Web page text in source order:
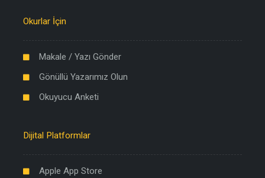
Okurlar İçin
Makale / Yazı Gönder
Gönüllü Yazarımız Olun
Okuyucu Anketi
Dijital Platformlar
Apple App Store